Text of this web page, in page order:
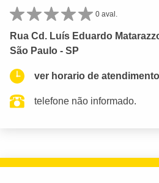
0 aval.
Rua Cd. Luís Eduardo
São Paulo - SP
ver horario de
telefone não informado.